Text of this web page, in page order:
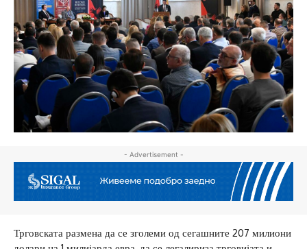
- Advertisement -
Трговската размена да се зголеми од сегашните 207 милиони